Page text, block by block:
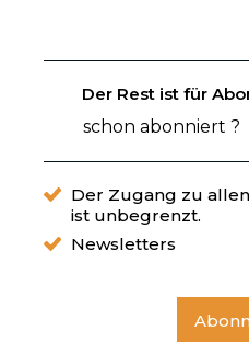
Der Rest ist für
schon abonniert ?
Der Zugang zu
ist unbegrenzt.
Newsletters